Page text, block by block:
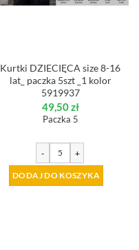
Kurtki DZIECIĘCA size 8-16
lat_ paczka 5szt _1 kolor
5919937
49,50zł
Paczka 5
- +
DODAJ DO KOSZYKA